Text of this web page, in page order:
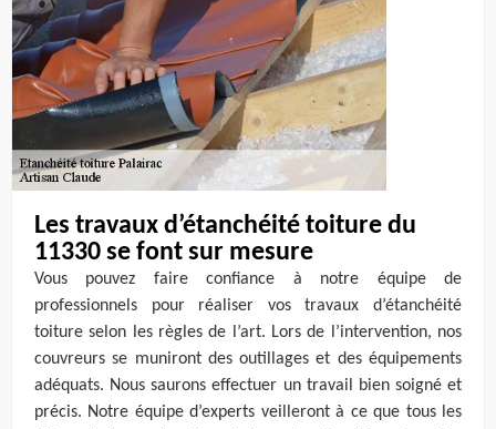
Les travaux d’étanchéité toiture du
11330 se font sur mesure
Vous pouvez faire confiance à notre équipe de
professionnels pour réaliser vos travaux d’étanchéité
toiture selon les règles de l’art. Lors de l’intervention, nos
couvreurs se muniront des outillages et des équipements
adéquats. Nous saurons effectuer un travail bien soigné et
précis. Notre équipe d’experts veilleront à ce que tous les